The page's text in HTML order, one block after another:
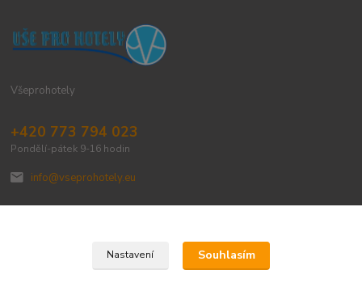
Všeprohotely
+420 773 794 023
Pondělí-pátek 9-16 hodin
info@vseprohotely.eu
Upravit sběr cookies.
Nastavení Souhlasím